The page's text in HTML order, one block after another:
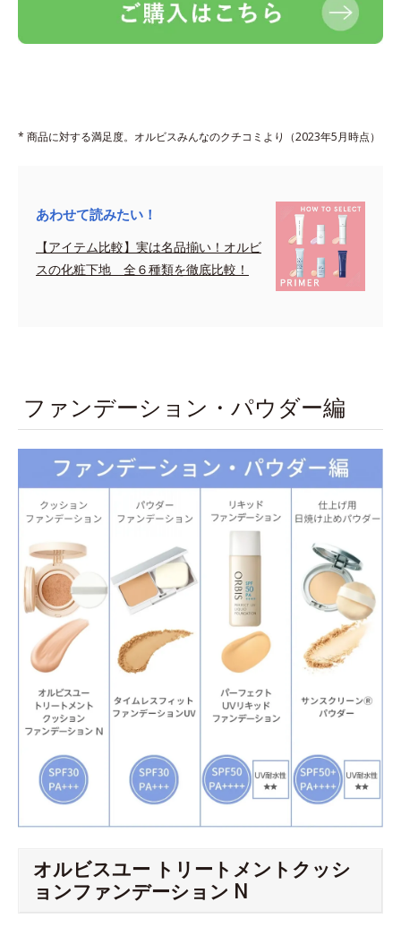
* 商品に対する満足度。オルビスみんなのクチコミより（2023年5月時点）
あわせて読みたい！
【アイテム比較】実は名品揃い！オルビ
スの化粧下地 全６種類を徹底比較！
ファンデーション・パウダー編
オルビスユー トリートメントクッシ
ョンファンデーション N